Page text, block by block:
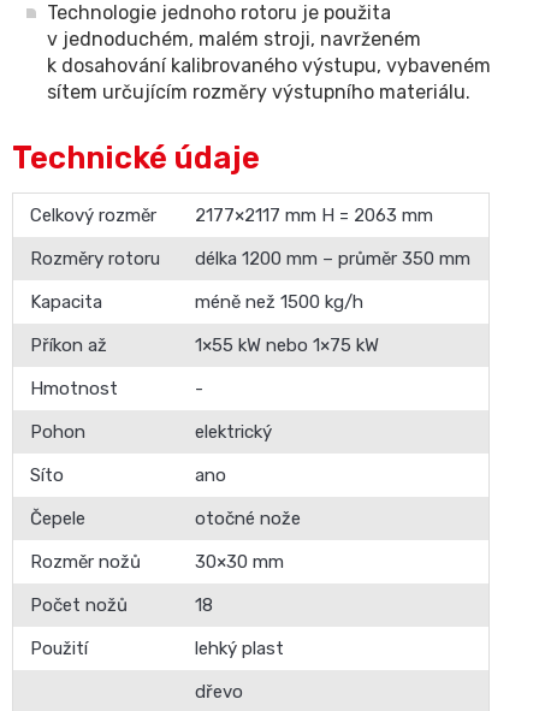
Technologie jednoho rotoru je použita
v jednoduchém, malém stroji, navrženém
k dosahování kalibrovaného výstupu, vybaveném
sítem určujícím rozměry výstupního materiálu.
Technické údaje
Celkový rozměr
2177×2117 mm H = 2063 mm
Rozměry rotoru
délka 1200 mm – průměr 350 mm
Kapacita
méně než 1500 kg/h
Příkon až
1×55 kW nebo 1×75 kW
Hmotnost
-
Pohon
elektrický
Síto
ano
Čepele
otočné nože
Rozměr nožů
30×30 mm
Počet nožů
18
Použití
lehký plast
dřevo